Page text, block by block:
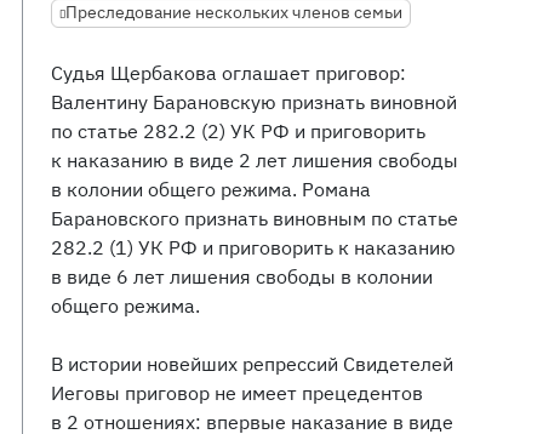
Преследование нескольких членов семьи
Судья Щербакова оглашает приговор:
Валентину Барановскую признать виновной
по статье 282.2 (2) УК РФ и приговорить
к наказанию в виде 2 лет лишения свободы
в колонии общего режима. Романа
Барановского признать виновным по статье
282.2 (1) УК РФ и приговорить к наказанию
в виде 6 лет лишения свободы в колонии
общего режима.
В истории новейших репрессий Свидетелей
Иеговы приговор не имеет прецедентов
в 2 отношениях: впервые наказание в виде